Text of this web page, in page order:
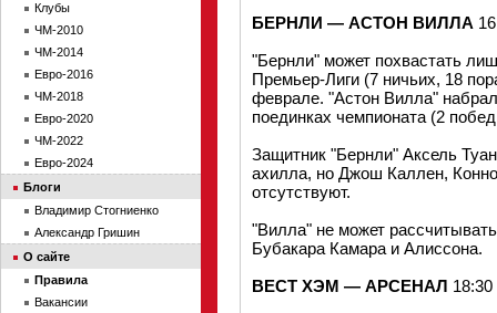
БЕРНЛИ — АСТОН ВИЛЛА
"Бернли" может похвастать
Премьер-Лиги (7 ничьих, 18
феврале. "Астон Вилла"
поединках чемпионата (2
Защитник "Бернли" Аксель
ахилла, но Джош Каллен,
отсутствуют.
"Вилла" не может
Бубакара Камара и Алиссона.
ВЕСТ ХЭМ — АРСЕНАЛ 18:30
Клубы
ЧМ-2010
ЧМ-2014
Евро-2016
ЧМ-2018
Евро-2020
ЧМ-2022
Евро-2024
Блоги
Владимир Стогниенко
Александр Гришин
О сайте
Правила
Вакансии